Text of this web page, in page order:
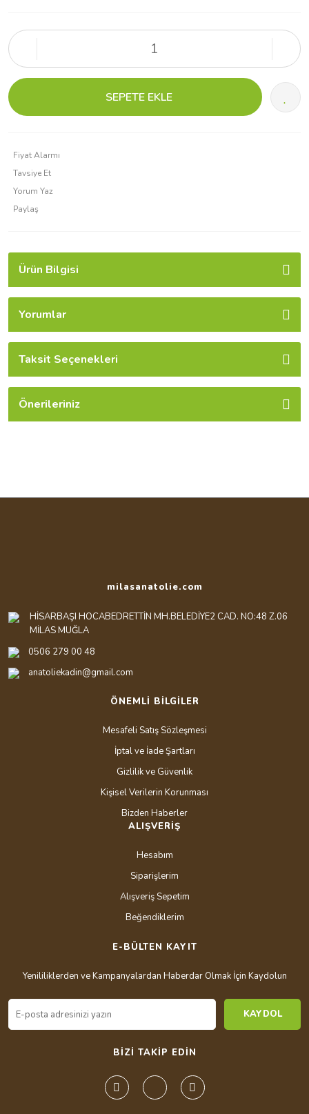
SEPETE EKLE
Fiyat Alarmı
Tavsiye Et
Yorum Yaz
Paylaş
Ürün Bilgisi
Yorumlar
Taksit Seçenekleri
Önerileriniz
milasanatolie.com
HİSARBAŞI HOCABEDRETTİN MH.BELEDİYE2 CAD. NO:48 Z.06
MİLAS MUĞLA
0506 279 00 48
anatoliekadin@gmail.com
ÖNEMLİ BİLGİLER
Mesafeli Satış Sözleşmesi
İptal ve İade Şartları
Gizlilik ve Güvenlik
Kişisel Verilerin Korunması
Bizden Haberler
ALIŞVERİŞ
Hesabım
Siparişlerim
Alışveriş Sepetim
Beğendiklerim
E-BÜLTEN KAYIT
Yenililiklerden ve Kampanyalardan Haberdar Olmak İçin Kaydolun
KAYDOL
BİZİ TAKİP EDİN